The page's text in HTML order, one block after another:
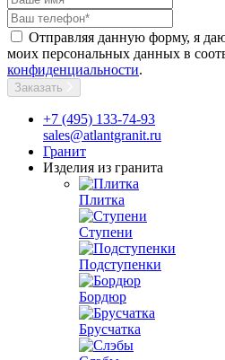
Отправляя данную форму, я
моих персональных данных в
конфиденциальности.
Заказать
+7 (495) 133-74-93
sales@atlantgranit.ru
Гранит
Изделия из гранита
Плитка
Ступени
Подступенки
Бордюр
Брусчатка